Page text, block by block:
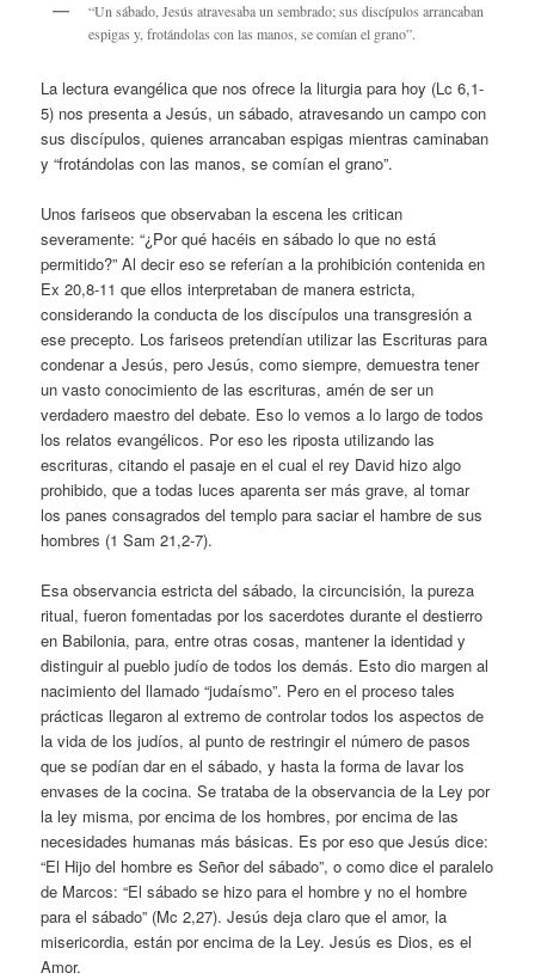
“Un sábado, Jesús atravesaba un sembrado; sus discípulos arrancaban
espigas y, frotándolas con las manos, se comían el grano”.
La lectura evangélica que nos ofrece la liturgia para hoy (Lc 6,1-
5) nos presenta a Jesús, un sábado, atravesando un campo con
sus discípulos, quienes arrancaban espigas mientras caminaban
y “frotándolas con las manos, se comían el grano”.
Unos fariseos que observaban la escena les critican
severamente: “¿Por qué hacéis en sábado lo que no está
permitido?” Al decir eso se referían a la prohibición contenida en
Ex 20,8-11 que ellos interpretaban de manera estricta,
considerando la conducta de los discípulos una transgresión a
ese precepto. Los fariseos pretendían utilizar las Escrituras para
condenar a Jesús, pero Jesús, como siempre, demuestra tener
un vasto conocimiento de las escrituras, amén de ser un
verdadero maestro del debate. Eso lo vemos a lo largo de todos
los relatos evangélicos. Por eso les riposta utilizando las
escrituras, citando el pasaje en el cual el rey David hizo algo
prohibido, que a todas luces aparenta ser más grave, al tomar
los panes consagrados del templo para saciar el hambre de sus
hombres (1 Sam 21,2-7).
Esa observancia estricta del sábado, la circuncisión, la pureza
ritual, fueron fomentadas por los sacerdotes durante el destierro
en Babilonia, para, entre otras cosas, mantener la identidad y
distinguir al pueblo judío de todos los demás. Esto dio margen al
nacimiento del llamado “judaísmo”. Pero en el proceso tales
prácticas llegaron al extremo de controlar todos los aspectos de
la vida de los judíos, al punto de restringir el número de pasos
que se podían dar en el sábado, y hasta la forma de lavar los
envases de la cocina. Se trataba de la observancia de la Ley por
la ley misma, por encima de los hombres, por encima de las
necesidades humanas más básicas. Es por eso que Jesús dice:
“El Hijo del hombre es Señor del sábado”, o como dice el paralelo
de Marcos: “El sábado se hizo para el hombre y no el hombre
para el sábado” (Mc 2,27). Jesús deja claro que el amor, la
misericordia, están por encima de la Ley. Jesús es Dios, es el
Amor.